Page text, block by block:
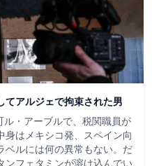
てアルジェで拘束された男
・アーブルで、税関職員が
はメキシコ発、スペイン向
ベルには何の異常もない。だ
ンフェタミンが溶け込んでい